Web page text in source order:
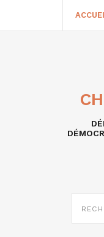
SUR